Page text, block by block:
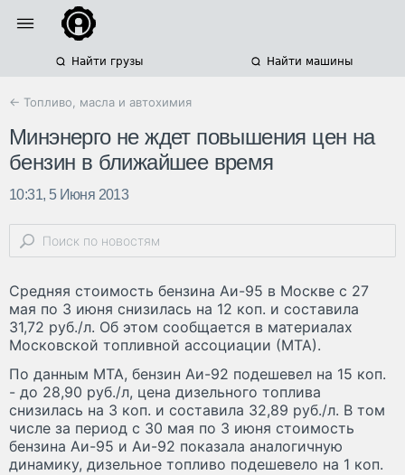
Найти грузы Найти машины
← Топливо, масла и автохимия
Минэнерго не ждет повышения цен на
бензин в ближайшее время
10:31, 5 Июня 2013
Средняя стоимость бензина Аи-95 в Москве с 27
мая по 3 июня снизилась на 12 коп. и составила
31,72 руб./л. Об этом сообщается в материалах
Московской топливной ассоциации (МТА).
По данным МТА, бензин Аи-92 подешевел на 15 коп.
- до 28,90 руб./л, цена дизельного топлива
снизилась на 3 коп. и составила 32,89 руб./л. В том
числе за период с 30 мая по 3 июня стоимость
бензина Аи-95 и Аи-92 показала аналогичную
динамику, дизельное топливо подешевело на 1 коп.